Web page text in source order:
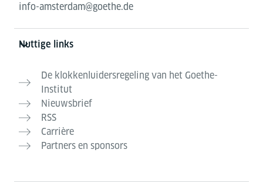
info-amsterdam@goethe.de
Nuttige links
De klokkenluidersregeling van het Goethe-
Institut
Nieuwsbrief
RSS
Carrière
Partners en sponsors